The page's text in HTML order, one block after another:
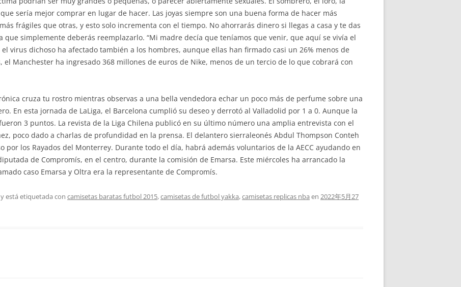
sería mejor comprar en lugar de hacer. Las joyas siempre son una buena forma de hacer más
frágiles que otras, y esto solo incrementa con el tiempo. No ahorrarás dinero si llegas a casa y te das
que simplemente deberás reemplazarlo. “Mi madre decía que teníamos que venir, que aquí se vivía el
virus dichoso ha afectado también a los hombres, aunque ellas han firmado casi un 26% menos de
el Manchester ha ingresado 368 millones de euros de Nike, menos de un tercio de lo que cobrará con
cruza tu rostro mientras observas a una bella vendedora echar un poco más de perfume sobre una
En esta jornada de LaLiga, el Barcelona cumplió su deseo y derrotó al Valladolid por 1 a 0. Aunque la
3 puntos. La revista de la Liga Chilena publicó en su último número una amplia entrevista con el
poco dado a charlas de profundidad en la prensa. El delantero sierraleonés Abdul Thompson Conteh
por los Rayados del Monterrey. Durante todo el día, habrá además voluntarios de la AECC ayudando en
de Compromís, en el centro, durante la comisión de Emarsa. Este miércoles ha arrancado la
caso Emarsa y Oltra era la representante de Compromís.
y está etiquetada con camisetas baratas futbol 2015,camisetas de futbol yakka,camisetas replicas nba en 2022年5月27